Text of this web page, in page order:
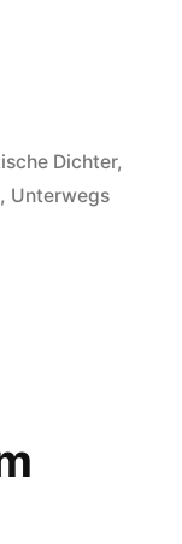
Dichter,
, Unterwegs